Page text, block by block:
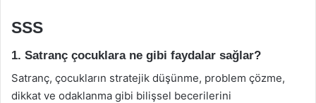
SSS
1. Satranç çocuklara ne gibi faydalar sağlar?
Satranç, çocukların stratejik düşünme, problem çözme,
dikkat ve odaklanma gibi bilişsel becerilerini